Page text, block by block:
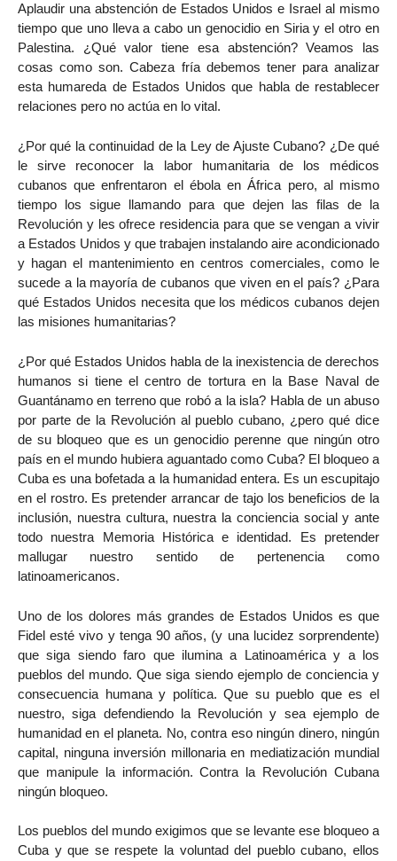
Aplaudir una abstención de Estados Unidos e Israel al mismo
tiempo que uno lleva a cabo un genocidio en Siria y el otro en
Palestina. ¿Qué valor tiene esa abstención? Veamos las
cosas como son. Cabeza fría debemos tener para analizar
esta humareda de Estados Unidos que habla de restablecer
relaciones pero no actúa en lo vital.
¿Por qué la continuidad de la Ley de Ajuste Cubano? ¿De qué
le sirve reconocer la labor humanitaria de los médicos
cubanos que enfrentaron el ébola en África pero, al mismo
tiempo los sigue llamando para que dejen las filas de la
Revolución y les ofrece residencia para que se vengan a vivir
a Estados Unidos y que trabajen instalando aire acondicionado
y hagan el mantenimiento en centros comerciales, como le
sucede a la mayoría de cubanos que viven en el país? ¿Para
qué Estados Unidos necesita que los médicos cubanos dejen
las misiones humanitarias?
¿Por qué Estados Unidos habla de la inexistencia de derechos
humanos si tiene el centro de tortura en la Base Naval de
Guantánamo en terreno que robó a la isla? Habla de un abuso
por parte de la Revolución al pueblo cubano, ¿pero qué dice
de su bloqueo que es un genocidio perenne que ningún otro
país en el mundo hubiera aguantado como Cuba? El bloqueo a
Cuba es una bofetada a la humanidad entera. Es un escupitajo
en el rostro. Es pretender arrancar de tajo los beneficios de la
inclusión, nuestra cultura, nuestra la conciencia social y ante
todo nuestra Memoria Histórica e identidad. Es pretender
mallugar nuestro sentido de pertenencia como
latinoamericanos.
Uno de los dolores más grandes de Estados Unidos es que
Fidel esté vivo y tenga 90 años, (y una lucidez sorprendente)
que siga siendo faro que ilumina a Latinoamérica y a los
pueblos del mundo. Que siga siendo ejemplo de conciencia y
consecuencia humana y política. Que su pueblo que es el
nuestro, siga defendiendo la Revolución y sea ejemplo de
humanidad en el planeta. No, contra eso ningún dinero, ningún
capital, ninguna inversión millonaria en mediatización mundial
que manipule la información. Contra la Revolución Cubana
ningún bloqueo.
Los pueblos del mundo exigimos que se levante ese bloqueo a
Cuba y que se respete la voluntad del pueblo cubano, ellos